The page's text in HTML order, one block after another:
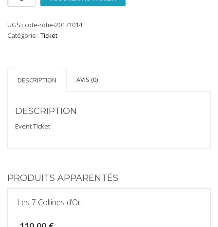
de
vignoble
de
UGS : cote-rotie-20171014
Catégorie : Ticket
DESCRIPTION AVIS (0)
DESCRIPTION
Event Ticket
PRODUITS APPARENTÉS
Les 7 Collines d’Or